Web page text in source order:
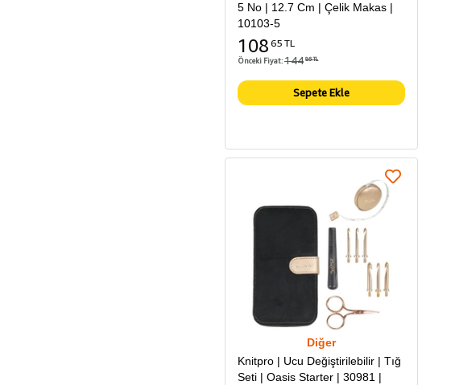
5 No | 12.7 Cm | Çelik Makas |
10103-5
108 65 TL
Önceki Fiyat:144 86 TL
Sepete Ekle
Diğer
Knitpro | Ucu Değiştirilebilir | Tığ
Seti | Oasis Starter | 30981 |